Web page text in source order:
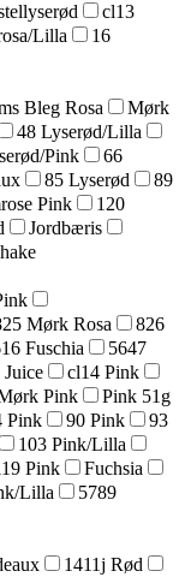
cl13
Lilla
16
Bleg Rosa
Mørk
48 Lyserød/Lilla
Pink
66
85 Lyserød
89
Pink
120
Jordbæris
Mørk Rosa
826
Fuschia
5647
Juice
cl14 Pink
Pink
Pink 51g
Pink 90 Pink
93
103 Pink/Lilla
Pink
Fuchsia
Lilla
5789
1411j Rød